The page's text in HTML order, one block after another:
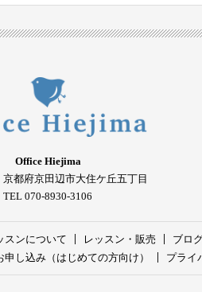
Office Hiejima
京都府京田辺市大住ケ丘五丁目
TEL 070-8930-3106
スンについて レッスン・販売 ブロ
し込み（はじめての方向け）
プライ